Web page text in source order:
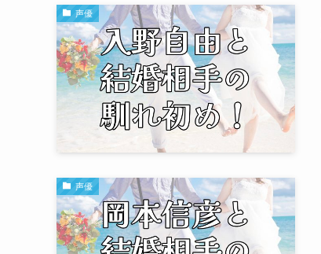
声優
声優